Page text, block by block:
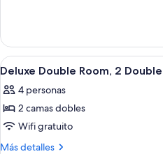
Queen
Bed,
Non
Smoking
Suite,
Queen
Non
Smoking
Ver
todas
las
fotos
de
Deluxe
5
Deluxe Double Room, 2
4 personas
2 camas dobles
Wifi gratuito
Más detalles
Más